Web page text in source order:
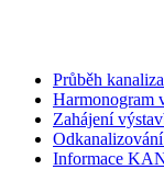
Průběh
Harmonogram
Zahájení
Informace